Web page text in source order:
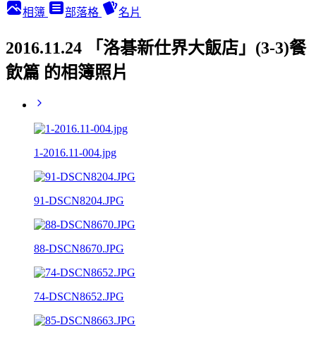
相簿 部落格 名片
2016.11.24 「洛碁新仕界大飯店」(3-3)餐
飲篇 的相簿照片
1-2016.11-004.jpg
91-DSCN8204.JPG
88-DSCN8670.JPG
74-DSCN8652.JPG